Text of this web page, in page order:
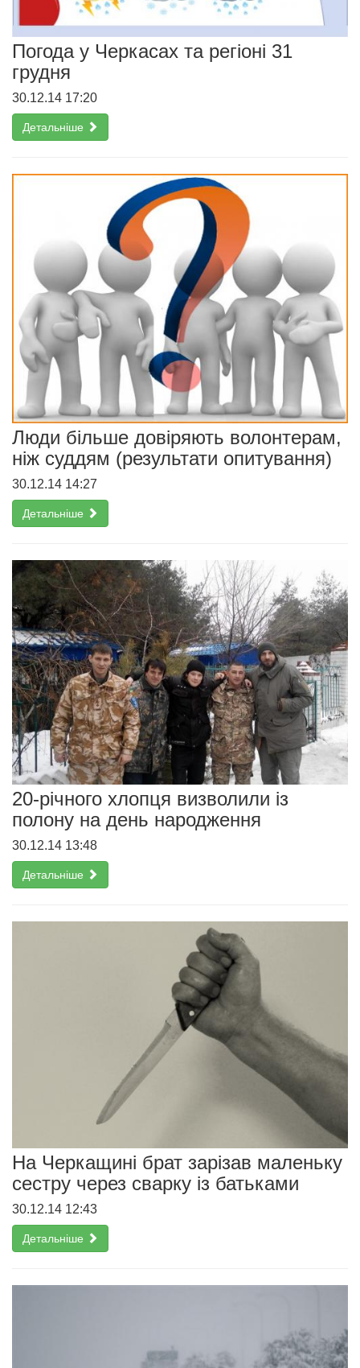
Погода у Черкасах та регіоні 31
грудня
30.12.14 17:20
Детальніше
Люди більше довіряють волонтерам,
ніж суддям (результати опитування)
30.12.14 14:27
Детальніше
20-річного хлопця визволили із
полону на день народження
30.12.14 13:48
Детальніше
На Черкащині брат зарізав маленьку
сестру через сварку із батьками
30.12.14 12:43
Детальніше